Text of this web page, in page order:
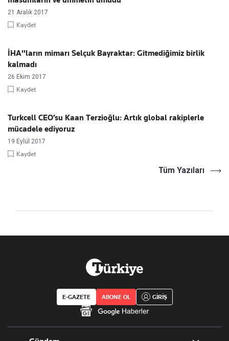
21 Aralık 2017
Kaydet
İHA''ların mimarı Selçuk Bayraktar: Gitmediğimiz birlik
kalmadı
26 Ekim 2017
Kaydet
Turkcell CEO’su Kaan Terzioğlu: Artık global rakiplerle
mücadele ediyoruz
19 Eylül 2017
Kaydet
Tüm Yazıları
E-GAZETE ABONE OL GİRİŞ